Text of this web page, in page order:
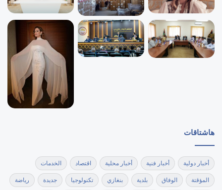
هاشتاقات
أخبار دولية أخبار فنية أخبار محلية اقتصاد الخدمات
المؤقتة الوفاق بلدية بنغازي تكنولوجيا جديدة رياضة